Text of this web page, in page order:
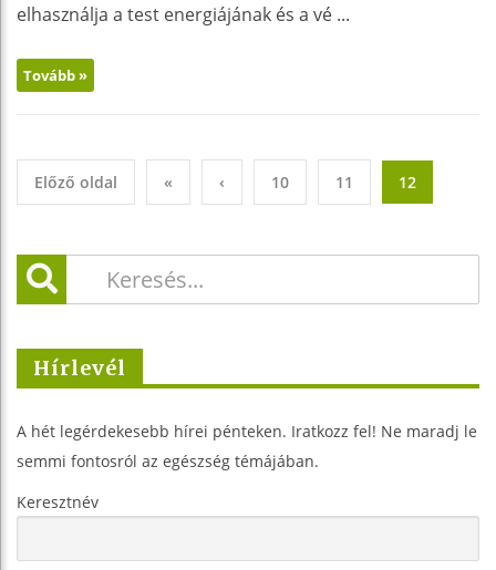
elhasználja a test energiájának és a vé ...
Tovább »
Előző oldal « ‹ 10 11 12
Hírlevél
A hét legérdekesebb hírei pénteken. Iratkozz fel! Ne maradj le
semmi fontosról az egészség témájában.
Keresztnév